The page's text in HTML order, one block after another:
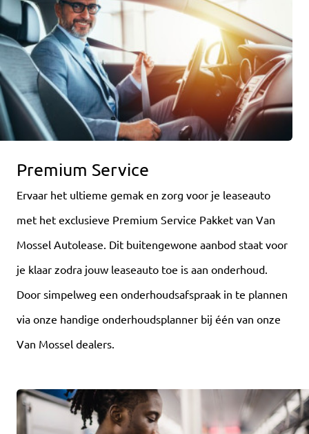
Premium Service
Ervaar het ultieme gemak en zorg voor je leaseauto
met het exclusieve Premium Service Pakket van Van
Mossel Autolease. Dit buitengewone aanbod staat voor
je klaar zodra jouw leaseauto toe is aan onderhoud.
Door simpelweg een onderhoudsafspraak in te plannen
via onze handige onderhoudsplanner bij één van onze
Van Mossel dealers.